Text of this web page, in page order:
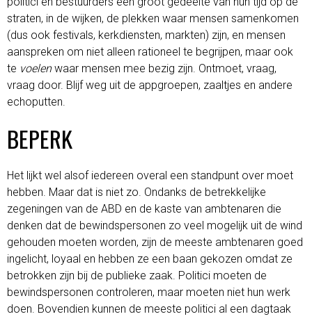
straten, in de wijken, de plekken waar mensen samenkomen
(dus ook festivals, kerkdiensten, markten) zijn, en mensen
aanspreken om niet alleen rationeel te begrijpen, maar ook
te voelenwaar mensen mee bezig zijn. Ontmoet, vraag,
vraag door. Blijf weg uit de appgroepen, zaaltjes en andere
echoputten.
BEPERK
Het lijkt wel alsof iedereen overal een standpunt over moet
hebben. Maar dat is niet zo. Ondanks de betrekkelijke
zegeningen van de ABD en de kaste van ambtenaren die
denken dat de bewindspersonen zo veel mogelijk uit de wind
gehouden moeten worden, zijn de meeste ambtenaren goed
ingelicht, loyaal en hebben ze een baan gekozen omdat ze
betrokken zijn bij de publieke zaak. Politici moeten de
bewindspersonen controleren, maar moeten niet hun werk
doen. Bovendien kunnen de meeste politici al een dagtaak